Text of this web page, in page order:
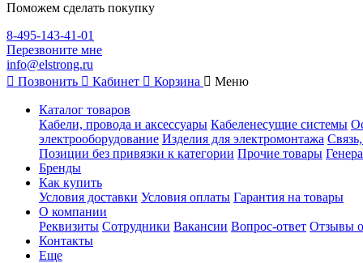
Поможем сделать покупку
8-495-143-41-01
Перезвоните мне
info@elstrong.ru
Позвонить
Кабинет Корзина Меню
Каталог товаров
Кабели, провода и аксессуары Кабеленесущие системы
электрооборудование Изделия для электромонтажа
Позиции без привязки к категории Прочие товары
Бренды
Как купить
Условия доставки Условия оплаты Гарантия на товары
О компании
Реквизиты Сотрудники Вакансии Вопрос-ответ Отзывы
Контакты
Еще